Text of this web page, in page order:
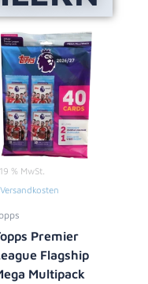
% MwSt.
Versandkosten
Premier
Flagship
Multipack